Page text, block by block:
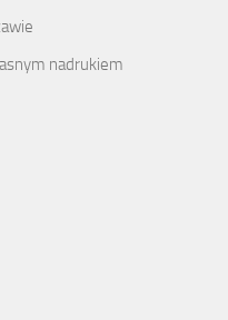
nadrukiem